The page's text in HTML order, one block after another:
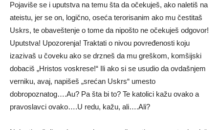
Pojaviše se i uputstva na temu šta da očekuješ, ako naletiš na
ateistu, jer se on, logično, oseća terorisanim ako mu čestitaš
Uskrs, te obaveštenje o tome da nipošto ne očekuješ odgovor!
Uputstva! Upozorenja! Traktati o nivou povređenosti koju
izazivaš u čoveku ako se drzneš da mu greškom, komšijski
dobaciš „Hristos voskrese!“ Ili ako si se usudio da ovdašnjem
verniku, avaj, napišeš „srećan Uskrs“ umesto
dobropoznatog….Au? Pa šta bi to? Te katolici kažu ovako a
pravoslavci ovako….U redu, kažu, ali….Ali?